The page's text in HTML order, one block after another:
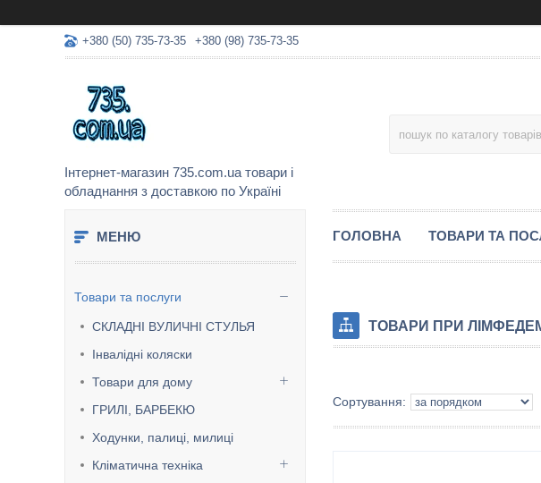
+380 (50) 735-73-35 +380 (98) 735-73-35
Інтернет-магазин 735.com.ua товари і
обладнання з доставкою по Україні
Товари та послуги
СКЛАДНІ ВУЛИЧНІ СТУЛЬЯ
Інвалідні коляски
Товари для дому
ГРИЛІ, БАРБЕКЮ
Ходунки, палиці, милиці
Кліматична техніка
ГОЛОВНА ТОВАРИ ТА
ТОВАРИ ПРИ